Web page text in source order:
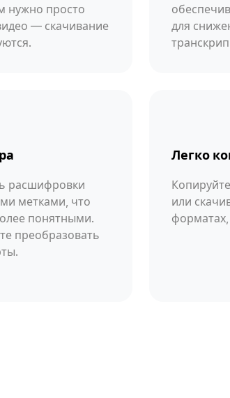
нужно просто
— скачивание
для
расшифровки
метками, что
понятными.
преобразовать
Легко
или
форматах,